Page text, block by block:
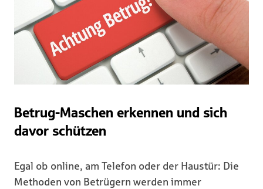
Betrug-Maschen erkennen und sich
davor schützen
Egal ob online, am Telefon oder der Haustür: Die
Methoden von Betrügern werden immer